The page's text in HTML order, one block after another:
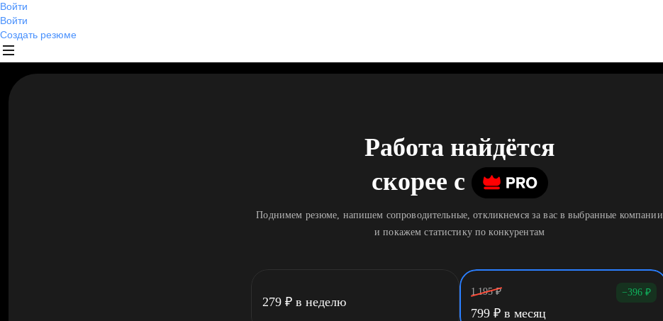
Войти
Войти
Создать резюме
Работа найдётся
скорее c
Поднимем резюме, напишем сопроводительные, откликнемся за вас в выбранные компании
и покажем статистику по конкурентам
279 ₽ в неделю
1 195 ₽ −396 ₽
799 ₽ в месяц